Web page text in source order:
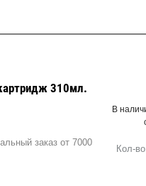
310мл.
заказ от 7000
В
Кол-во